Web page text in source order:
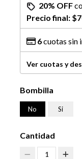
20% OFF
Precio final:
6cuotas sin
Ver cuotas y
Bombilla
No Si
Cantidad
1